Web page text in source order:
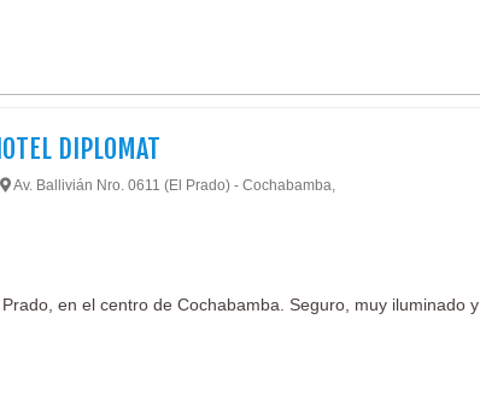
DIPLOMAT
Av. Ballivián Nro. 0611 (El Prado) - Cochabamba,
en el centro de Cochabamba. Seguro, muy iluminado y